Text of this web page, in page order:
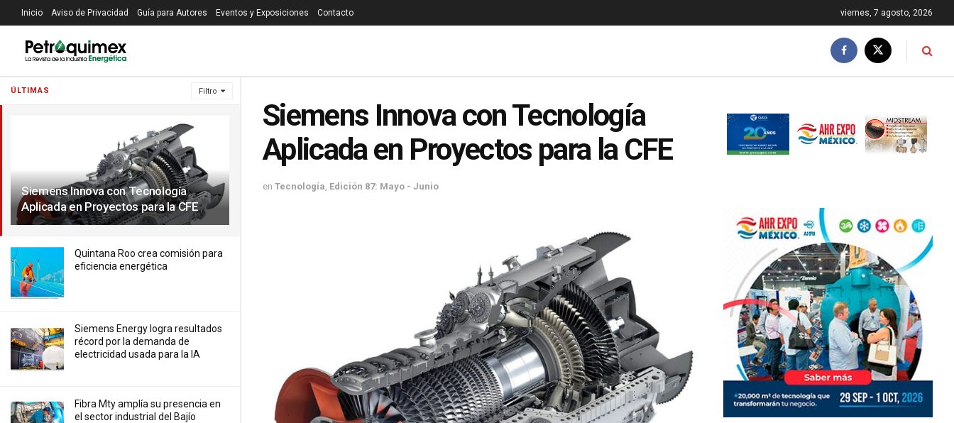
ÚLTIMAS Filtro
Siemens Innova con Tecnología
Aplicada en Proyectos para la CFE
Quintana Roo crea comisión para
eficiencia energética
Siemens Energy logra resultados
récord por la demanda de
electricidad usada para la IA
Fibra Mty amplía su presencia en
el sector industrial del Bajío
Inicio Aviso de Privacidad Guía para Autores Eventos y Exposiciones Contacto viernes, 7 agosto, 2026
Siemens Innova con Tecnología
Aplicada en Proyectos para la CFE
en Tecnología Edición 87: Mayo - Junio